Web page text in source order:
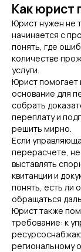
Как юрист
Юрист нужен не
начинается с
понять, где
количестве
услуги.
Юрист помогает
основание для
собрать
переплату и
решить мирно.
Если
перерасчете,
выставлять
квитанции и
понять, есть ли
обращаться
Юрист также
требование: к
региональному